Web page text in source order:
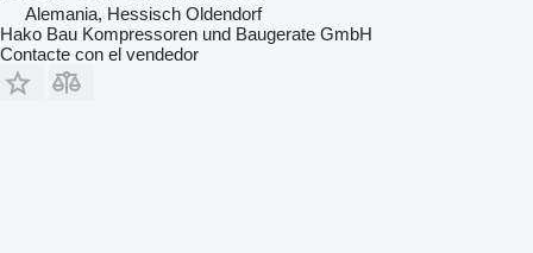
Alemania, Hessisch Oldendorf
Hako Bau Kompressoren und Baugerate GmbH
Contacte con el vendedor